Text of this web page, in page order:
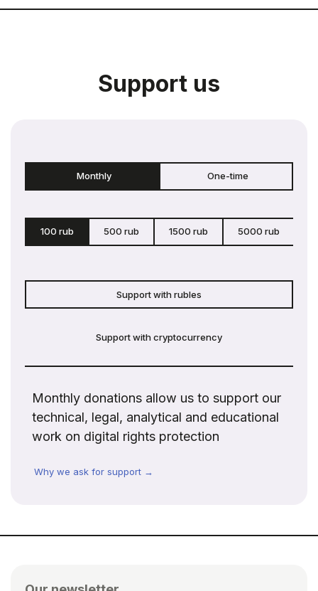
Support us
Monthly One-time
100 rub 500 rub 1500 rub 5000 rub
Support with rubles
Support with cryptocurrency
Monthly donations allow us to support our
technical, legal, analytical and educational
work on digital rights protection
Why we ask for support →